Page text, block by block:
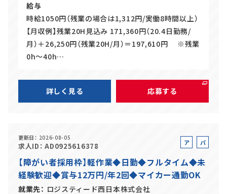
給与
時給1050円（残業の場合は1,312円/実働8時間以上）
【月収例】残業20H見込み 171,360円（20.4日勤務/
月）＋26,250円（残業20H/月）＝197,610円 ※残業
0h～40h…
詳しく見る 応募する
更新日 2026-08-05
求人ID AD0925616378
ア
バ
イ
パ
ト
【障がい者採用枠】軽作業◆日勤◆フルタイム◆未
経験歓迎◆賞与12万円/年2回◆マイカー通勤OK
就業先 ロジスティード西日本株式会社